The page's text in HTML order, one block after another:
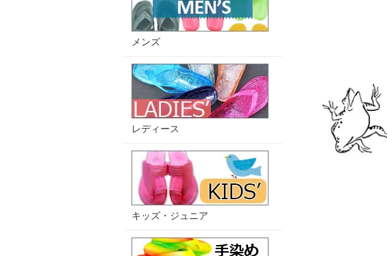
メンズ
レディース
キッズ・ジュニア